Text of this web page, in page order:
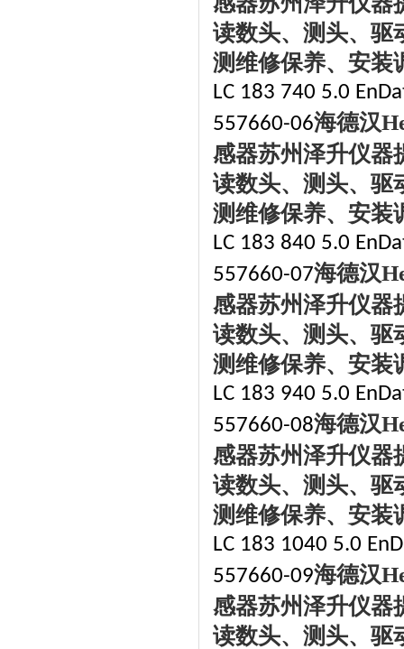
读数头、测头、驱
测维修保养、安装
LC 183 740 5.0
557660-06海德汉
感器苏州泽升仪器
读数头、测头、驱
测维修保养、安装
LC 183 840 5.0
557660-07海德汉
感器苏州泽升仪器
读数头、测头、驱
测维修保养、安装
LC 183 940 5.0
557660-08海德汉
感器苏州泽升仪器
读数头、测头、驱
测维修保养、安装
LC 183 1040 5.0
557660-09海德汉
感器苏州泽升仪器
读数头、测头、驱